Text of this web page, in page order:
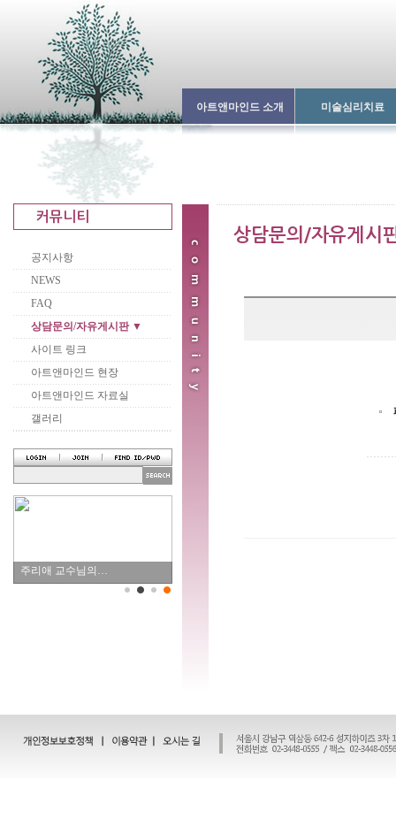
아트앤마인드 소개 미술심리치료
공지사항
NEWS
FAQ
상담문의/자유게시판 ▼
사이트 링크
아트앤마인드 현장
아트앤마인드 자료실
갤러리
주리애 교수님의…